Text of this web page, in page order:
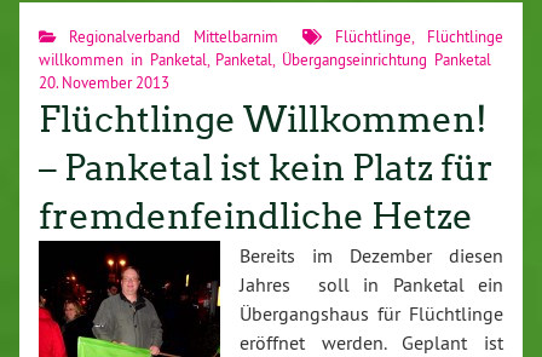
Regionalverband Mittelbarnim Flüchtlinge
Flüchtlinge
willkommen in Panketal Panketal
Übergangseinrichtung Panketal
20. November 2013
Flüchtlinge Willkommen!
– Panketal ist kein Platz für
fremdenfeindliche Hetze
Bereits im Dezember diesen
Jahres soll in Panketal ein
Übergangshaus für Flüchtlinge
eröffnet werden. Geplant ist